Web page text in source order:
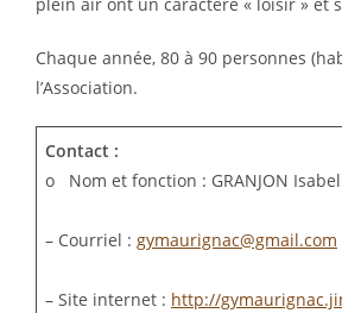
Chaque année, 80 à 90 personnes
l’Association.
Contact :
o Nom et fonction : GRANJON
– Courriel : gymaurignac@gmail.com
– Site internet : http://